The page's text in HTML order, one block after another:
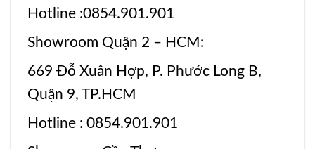
Hotline :0854.901.901
Showroom Quận 2 – HCM:
669 Đỗ Xuân Hợp, P. Phước Long B,
Quận 9, TP.HCM
Hotline : 0854.901.901